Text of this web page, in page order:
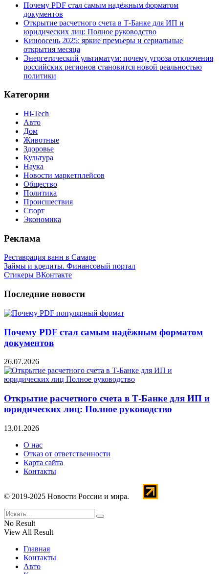
Почему PDF стал самым надёжным форматом
документов
Открытие расчетного счета в Т-Банке для ИП и
юридических лиц: Полное руководство
Киноосень 2025: яркие премьеры и сериальные
открытия месяца
Энергетический ультиматум: почему угроза отключения
российских регионов становится новой реальностью
политики
Категории
Hi-Tech
Авто
Дом
Животные
Здоровье
Культура
Наука
Новости маркетплейсов
Общество
Политика
Происшествия
Спорт
Экономика
Реклама
Реставрация ванн в Самаре
Займы и кредиты. Финансовый портал
Стикеры ВКонтакте
Последние новости
Почему PDF стал самым надёжным форматом
документов
26.07.2026
Открытие расчетного счета в Т-Банке для ИП и
юридических лиц: Полное руководство
13.01.2026
О нас
Отказ от ответственности
Карта сайта
Контакты
© 2019-2025 Новости России и мира.
No Result
View All Result
Главная
Контакты
Авто